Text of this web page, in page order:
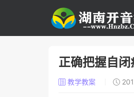
正确把握自
教学教案